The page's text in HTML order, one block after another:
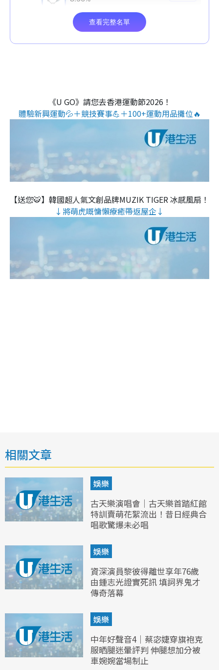
《U GO》請您去香港運動節2026！
體驗新興運動💦＋競技賽事💪＋100+運動用品攤位🔥
【送您🐯】韓國超人氣文創品牌MUZIK TIGER 冰感風扇！
↓將萌虎嘅慵懶療癒帶返屋企↓
相關文章
娛樂
古天樂演唱會｜古天樂首踏紅館
特訓賣萌花絮流出！昔日經典合
唱歌驚爆未必唱
娛樂
資深演員黎彼得離世享年76歲
由鍾志光證實死訊 填詞界鬼才
傳奇落幕
娛樂
中年好聲音4｜蔡宓婕穿旗袍克
服晒腿迷暈評判 伸腿想加分被
車婉婉當場制止